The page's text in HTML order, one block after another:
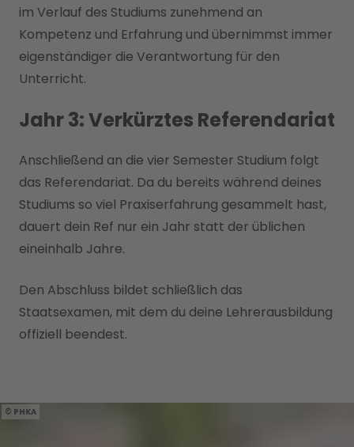
im Verlauf des Studiums zunehmend an
Kompetenz und Erfahrung und übernimmst immer
eigenständiger die Verantwortung für den
Unterricht.
Jahr 3: Verkürztes Referendariat
Anschließend an die vier Semester Studium folgt
das Referendariat. Da du bereits während deines
Studiums so viel Praxiserfahrung gesammelt hast,
dauert dein Ref nur ein Jahr statt der üblichen
eineinhalb Jahre.
Den Abschluss bildet schließlich das
Staatsexamen, mit dem du deine Lehrerausbildung
offiziell beendest.
PHKA